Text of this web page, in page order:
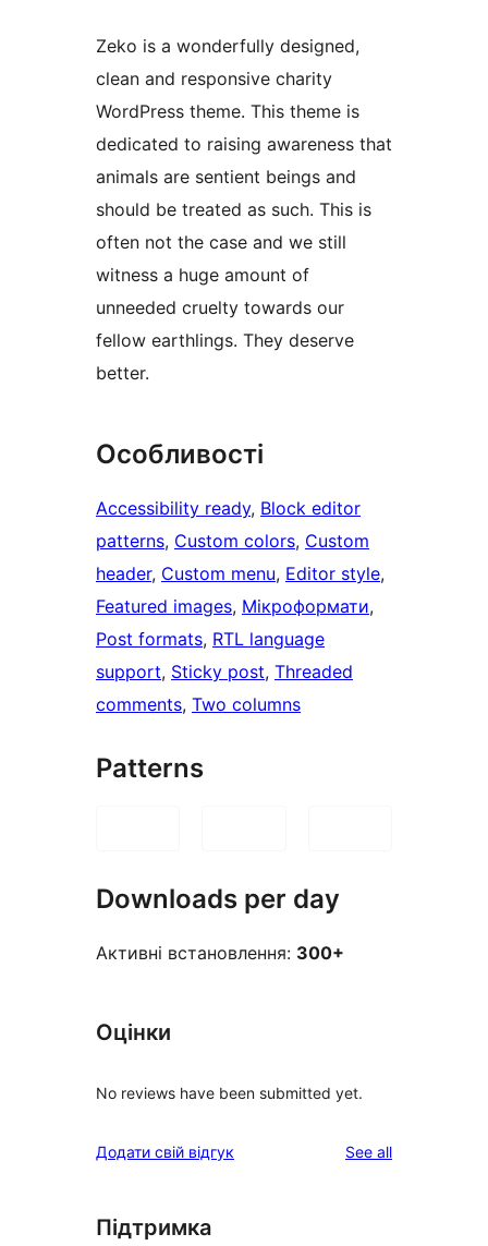
Zeko is a wonderfully designed,
clean and responsive charity
WordPress theme. This theme is
dedicated to raising awareness that
animals are sentient beings and
should be treated as such. This is
often not the case and we still
witness a huge amount of
unneeded cruelty towards our
fellow earthlings. They deserve
better.
Особливості
Accessibility ready, Block editor
patterns, Custom colors, Custom
header, Custom menu, Editor style
Featured images, Мікроформати
Post formats, RTL language
support, Sticky post, Threaded
comments, Two columns
Patterns
Downloads per day
Активні встановлення: 300+
Оцінки
No reviews have been submitted yet.
Додати свій відгук See allreviews
Підтримка